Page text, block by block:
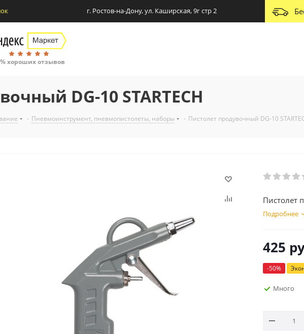
г. Ростов-на-Дону, ул. Каширская, 9г стр 2
хороших отзывов
DG-10 STARTECH
- Пневмоинструмент, пневмопистолеты, наборы - Пистолет продувочный DG-10
Пистолет
Подробнее
425
-50%
Много